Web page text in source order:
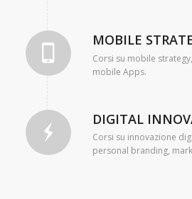
MOBILE
Corsi su mobile
mobile Apps.
DIGITAL
Corsi su innovazione
personal branding,